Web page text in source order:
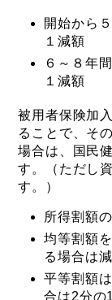
開始から
１減額
６～８年
１減額
被用者保険加
ることで、そ
場合は、国民
す。（ただし
す。）
所得割額
均等割額
る場合は
平等割額
合は2分の